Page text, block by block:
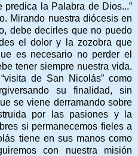
predica la Palabra de Dios...”
Mirando nuestra diócesis en
debe decirles que no puedo
el dolor y la zozobra que
es necesario no perder el
tener siempre nuestra vida.
de San Nicolás” como
su finalidad, sin
se viene derramando sobre
por las pasiones y la
si permanecemos fieles a
tiene en sus manos como
con nuestra misión